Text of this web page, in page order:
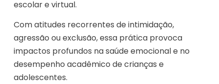
escolar e virtual.
Com atitudes recorrentes de intimidação,
agressão ou exclusão, essa prática provoca
impactos profundos na saúde emocional e no
desempenho acadêmico de crianças e
adolescentes.